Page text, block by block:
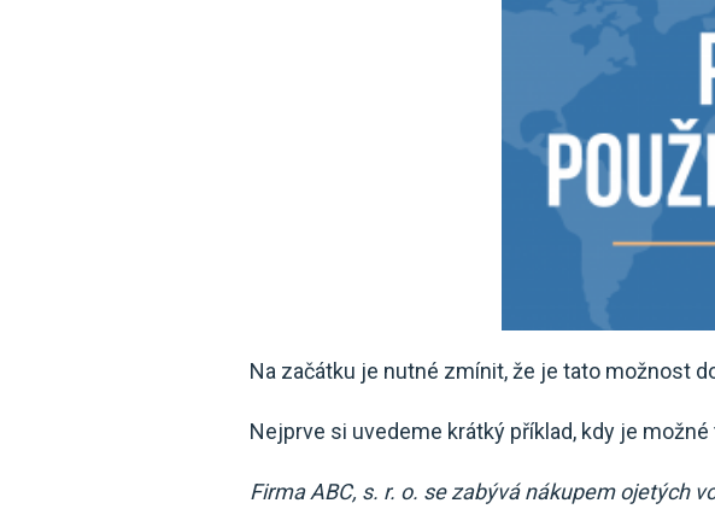
Na začátku je nutné zmínit, že je tato možnost
Nejprve si uvedeme krátký příklad, kdy je
Firma ABC, s. r. o. se zabývá nákupem ojetých